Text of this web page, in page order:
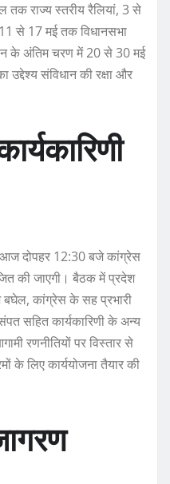
राज्य स्तरीय रैलियां, 3 से
से 17 मई तक विधानसभा
के अंतिम चरण में 20 से 30 मई
संविधान की रक्षा और
आज दोपहर 12:30 बजे कांग्रेस
की जाएगी। बैठक में प्रदेश
बघेल, कांग्रेस के सह प्रभारी
सहित कार्यकारिणी के अन्य
रणनीतियों पर विस्तार से
के लिए कार्ययोजना तैयार की